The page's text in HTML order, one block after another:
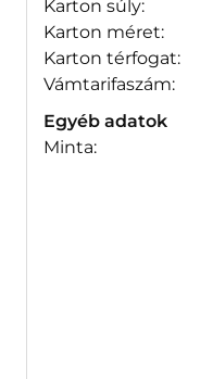
Karton súly:
Karton méret:
Karton térfogat:
Vámtarifaszám:
Egyéb adatok
Minta: